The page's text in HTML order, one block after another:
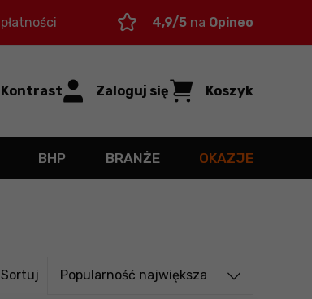
płatności 4,9/5 na Opineo
Kontrast Zaloguj się Koszyk
BHP BRANŻE OKAZJE
Sortuj Sortuj od
Popularność największa